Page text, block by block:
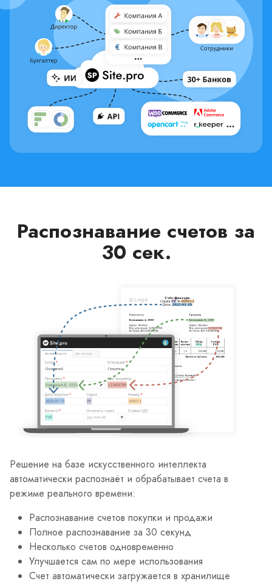
Распознавание счетов за
30 сек.
Решение на базе искусственного интеллекта
автоматически распознаёт и обрабатывает счета в
режиме реального времени:
Распознавание счетов покупки и продажи
Полное распознавание за 30 секунд
Несколько счетов одновременно
Улучшается сам по мере использования
Счет автоматически загружается в хранилище